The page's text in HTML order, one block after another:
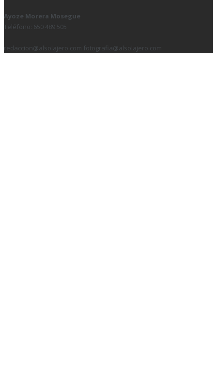
Ayoze Morera Mosegue
Teléfono: 650 489 505
redaccion@alsolajero.com fotografia@alsolajero.com